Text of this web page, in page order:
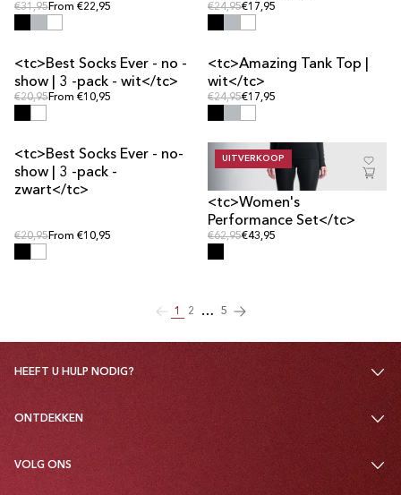
Reguliere prijs
€31,95Reguliere prijs
From €22,95 Reguliere prijs
€24,95Reguliere prijs
€17,95
<tc>Best Socks Ever - no -
show | 3 -pack - wit</tc>
Reguliere prijs
€20,95Reguliere prijs
From €10,95
UITVERKOOP
<tc>Amazing Tank Top |
wit</tc>
Reguliere prijs
€24,95Reguliere prijs
€17,95
<tc>Best Socks Ever - no-
show | 3 -pack -
zwart</tc>
Reguliere prijs
€20,95Reguliere prijs
From €10,95
UITVERKOOP
' data-image-
id="40684640928009">
' data-
image-id="40684640895241">
<tc>Women's
Performance Set</tc>
Reguliere prijs
€62,95Reguliere prijs
€43,95
1 2 … 5
HEEFT U HULP NODIG?
ONTDEKKEN
VOLG ONS